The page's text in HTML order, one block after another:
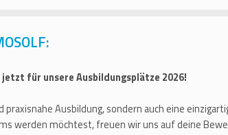
für unsere Ausbildungsplätze 2026!
Ausbildung, sondern auch eine
werden möchtest, freuen wir uns auf deine